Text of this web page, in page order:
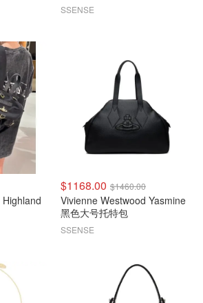
SSENSE
$1168.00 $1460.00
Vivienne Westwood Yasmine
黑色大号托特包
SSENSE